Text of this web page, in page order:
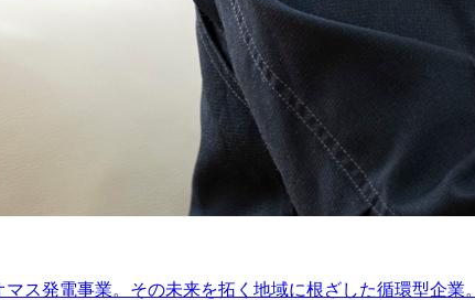
ス発電事業。その未来を拓く地域に根ざした循環型企業。